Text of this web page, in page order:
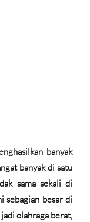
banyak
banyak di satu
sama sekali di
sebagian besar di
olahraga berat,